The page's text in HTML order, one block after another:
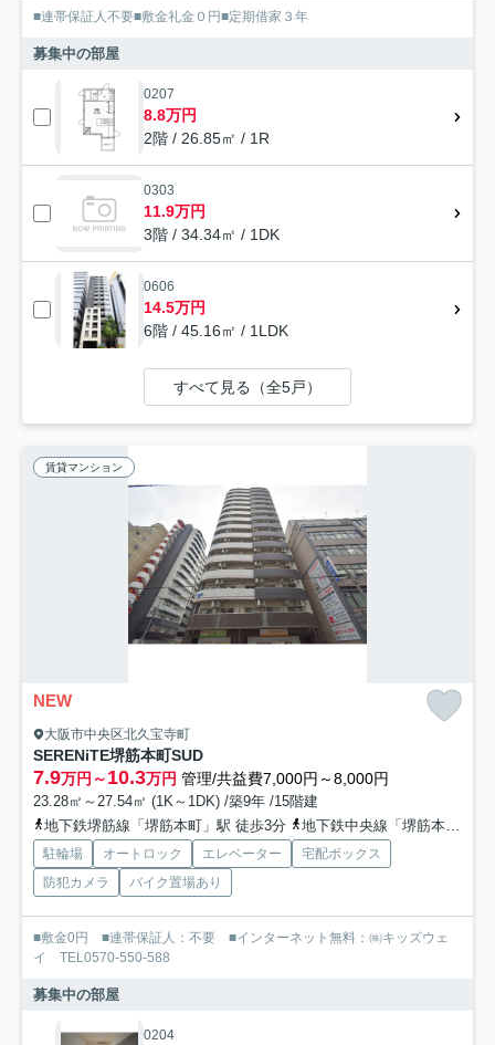
■連帯保証人不要■敷金礼金０円■定期借家３年
募集中の部屋
0207
8.8万円
2階 / 26.85㎡ / 1R
0303
11.9万円
3階 / 34.34㎡ / 1DK
0606
14.5万円
6階 / 45.16㎡ / 1LDK
すべて見る（全5戸）
賃貸マンション
NEW
大阪市中央区北久宝寺町
SERENiTE堺筋本町SUD
7.9万円～10.3万円 管理/共益費7,000円～8,000円
23.28㎡～27.54㎡ (1K～1DK) /築9年 /15階建
地下鉄堺筋線「堺筋本町」駅 徒歩3分
地下鉄中央線「堺筋本町」駅 徒歩3分
駐輪場 オートロック エレベーター
宅配ボックス
防犯カメラ
バイク置場あり
■敷金0円 ■連帯保証人：不要 ■インターネット無料：㈱キッズウェ
イ TEL0570-550-588
募集中の部屋
0204